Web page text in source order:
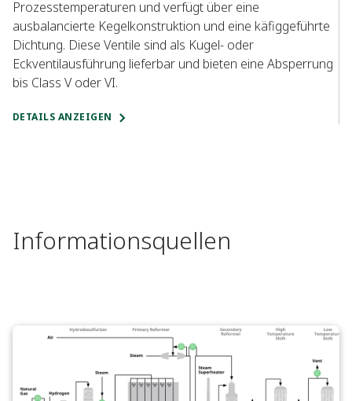
Prozesstemperaturen und verfügt über eine
ausbalancierte Kegelkonstruktion und eine käfiggeführte
Dichtung. Diese Ventile sind als Kugel- oder
Eckventilausführung lieferbar und bieten eine Absperrung
bis Class V oder VI.
DETAILS ANZEIGEN
Informationsquellen